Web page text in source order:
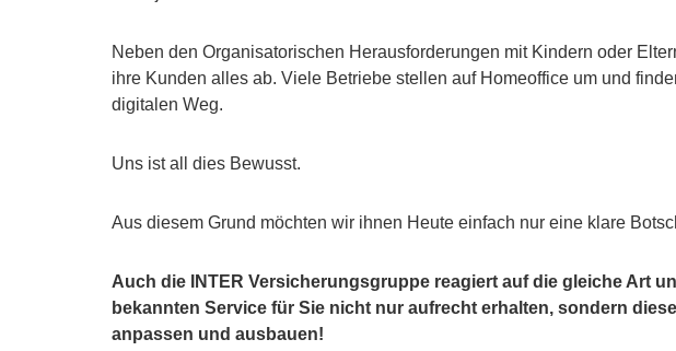
Neben den Organisatorischen Herausforderungen mit Kindern oder
ihre Kunden alles ab. Viele Betriebe stellen auf Homeoffice um und
digitalen Weg.
Uns ist all dies Bewusst.
Aus diesem Grund möchten wir ihnen Heute einfach nur eine klare
Auch die INTER Versicherungsgruppe reagiert auf die gleiche Art
bekannten Service für Sie nicht nur aufrecht erhalten, sondern
anpassen und ausbauen!